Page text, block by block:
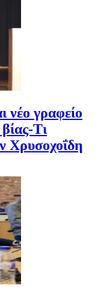
νέο γραφείο
Τι
Χρυσοχοΐδη